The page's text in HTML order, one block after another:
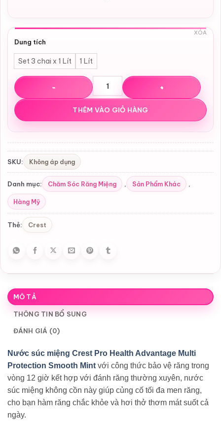
Dung tích
Set 3 chai x 1 Lít 1 Lít
XÓA
Nước súc miệng Crest Pro Health Advantage Multi
THÊM VÀO GIỎ HÀNG
SKU: Không áp dụng
Danh mục: Chăm Sóc Răng Miệng , Sản Phẩm Khác ,
Hàng Mỹ
Thẻ: Crest
MÔ TẢ
THÔNG TIN BỔ SUNG
ĐÁNH GIÁ (0)
Nước súc miệng Crest Pro Health Advantage Multi
Protection Smooth Mint với công thức bảo vệ răng trong
vòng 12 giờ kết hợp với đánh răng thường xuyên, nước
súc miệng không cồn này giúp củng cố tối đa men răng,
cho bạn hàm răng chắc khỏe và hơi thở thơm mát suốt cả
ngày.